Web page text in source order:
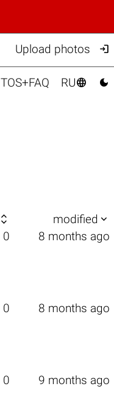
Upload photos 
TOS+FAQ RU 
 modified 
0 8 months ago
0 8 months ago
0 9 months ago